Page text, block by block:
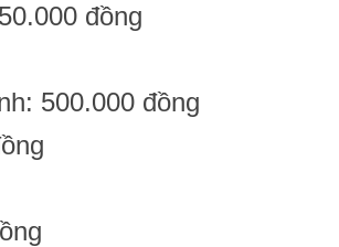
đồng
500.000 đồng